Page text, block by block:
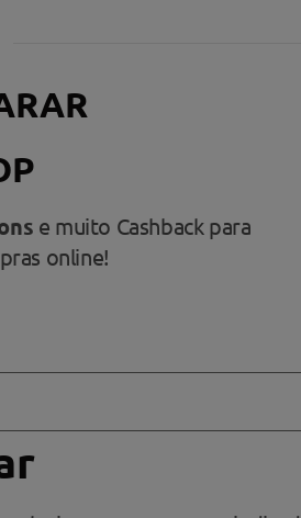
e muito Cashback para
online!